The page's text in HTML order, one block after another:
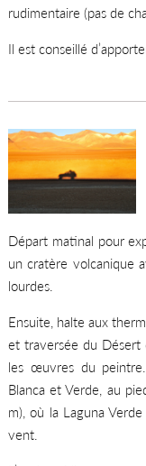
rudimentaire (pas de
Il est conseillé
Départ matinal pour
un cratère volcanique
lourdes.
Ensuite, halte aux
et traversée du Désert
les œuvres du
Blanca et Verde, au
m), où la Laguna
vent.